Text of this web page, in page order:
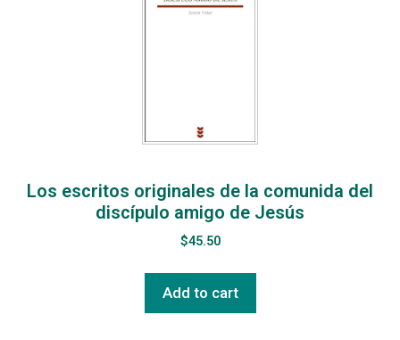
Los escritos originales de la comunida del
discípulo amigo de Jesús
$45.50
Add to cart